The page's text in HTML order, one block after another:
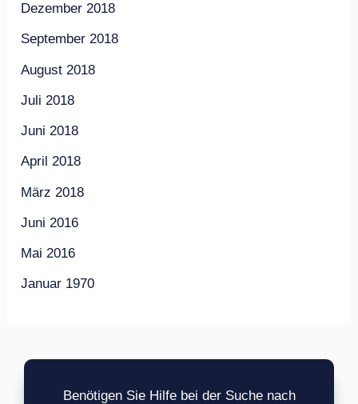
Dezember 2018
September 2018
August 2018
Juli 2018
Juni 2018
April 2018
März 2018
Juni 2016
Mai 2016
Januar 1970
Benötigen Sie Hilfe bei der Suche nach